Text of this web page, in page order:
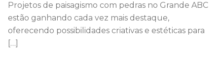
Projetos de paisagismo com pedras no Grande ABC
estão ganhando cada vez mais destaque,
oferecendo possibilidades criativas e estéticas para
[…]